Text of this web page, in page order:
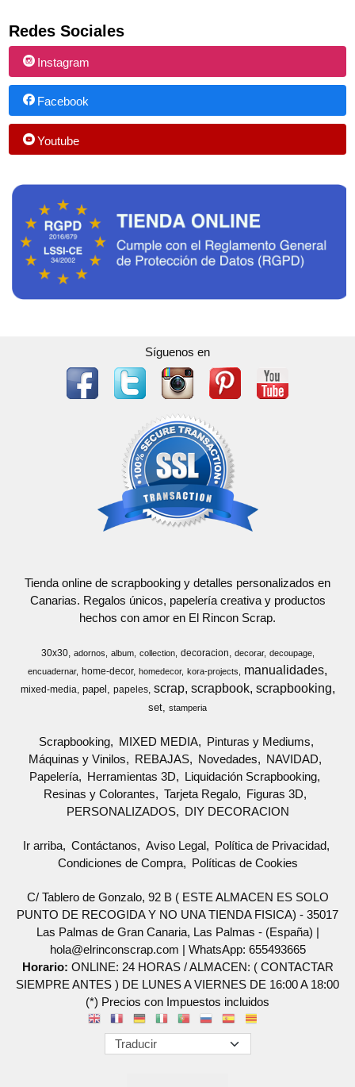
Redes Sociales
Instagram
Facebook
Youtube
Síguenos en
Tienda online de scrapbooking y detalles personalizados en
Canarias. Regalos únicos, papelería creativa y productos
hechos con amor en El Rincon Scrap.
30x30 adornos album collection decoracion decorar
decoupage
encuadernar home-decor homedecor kora-projects manualidades
mixed-media papel papeles scrap scrapbook scrapbooking
set stamperia
Scrapbooking MIXED MEDIA
Pinturas y Mediums
Máquinas y Vinilos
REBAJAS Novedades
NAVIDAD
Papelería
Herramientas 3D
Liquidación Scrapbooking
Resinas y Colorantes
Tarjeta Regalo
Figuras 3D
PERSONALIZADOS
DIY DECORACION
Ir arriba Contáctanos Aviso Legal
Política de Privacidad
Condiciones de Compra
Políticas de Cookies
C/ Tablero de Gonzalo, 92 B ( ESTE ALMACEN ES SOLO
PUNTO DE RECOGIDA Y NO UNA TIENDA FISICA) - 35017
Las Palmas de Gran Canaria, Las Palmas - (España) |
hola@elrinconscrap.com | WhatsApp: 655493665
Horario: ONLINE: 24 HORAS / ALMACEN: ( CONTACTAR
SIEMPRE ANTES ) DE LUNES A VIERNES DE 16:00 A 18:00
(*) Precios con Impuestos incluidos